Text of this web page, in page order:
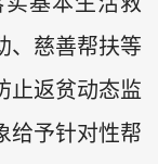
、慈善帮扶等
止返贫动态监
给予针对性帮